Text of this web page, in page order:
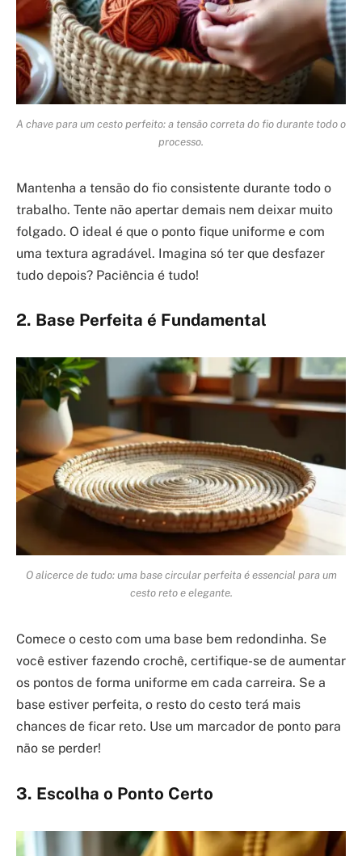
A chave para um cesto perfeito: a tensão correta do fio durante todo o
processo.
Mantenha a tensão do fio consistente durante todo o
trabalho. Tente não apertar demais nem deixar muito
folgado. O ideal é que o ponto fique uniforme e com
uma textura agradável. Imagina só ter que desfazer
tudo depois? Paciência é tudo!
2. Base Perfeita é Fundamental
O alicerce de tudo: uma base circular perfeita é essencial para um
cesto reto e elegante.
Comece o cesto com uma base bem redondinha. Se
você estiver fazendo crochê, certifique-se de aumentar
os pontos de forma uniforme em cada carreira. Se a
base estiver perfeita, o resto do cesto terá mais
chances de ficar reto. Use um marcador de ponto para
não se perder!
3. Escolha o Ponto Certo